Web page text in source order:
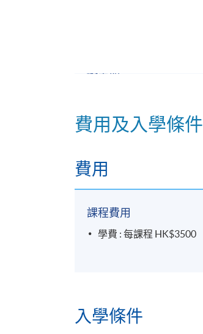
修業期
每講3小時
費用及入學條件
費用
課程費用
學費 : 每課程 HK$3500
入學條件